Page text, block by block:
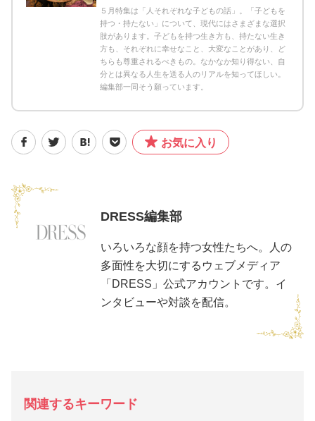
５月特集は「人それぞれな子どもの話」。「子どもを
持つ・持たない」について、現代にはさまざまな選択
肢があります。子どもを持つ生き方も、持たない生き
方も、それぞれに幸せなこと、大変なことがあり、ど
ちらも尊重されるべきもの。なかなか知り得ない、自
分とは異なる人生を送る人のリアルを知ってほしい。
編集部一同そう願っています。
お気に入り
DRESS編集部
いろいろな顔を持つ女性たちへ。人の
多面性を大切にするウェブメディア
「DRESS」公式アカウントです。イ
ンタビューや対談を配信。
関連するキーワード